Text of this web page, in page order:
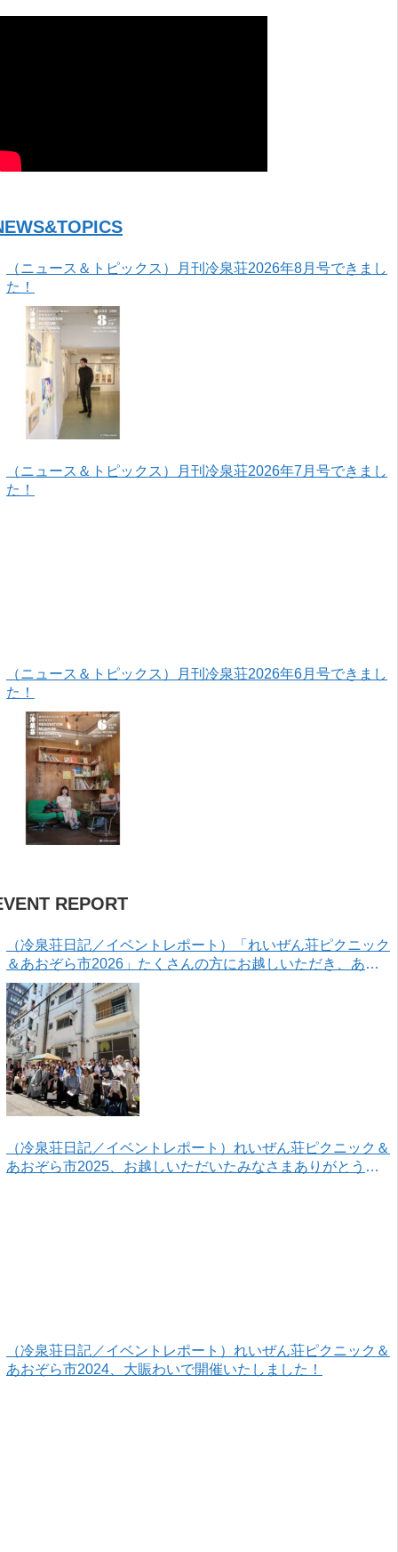
（ニュース＆トピックス）月刊冷泉荘2026年8月号できまし
た！
（ニュース＆トピックス）月刊冷泉荘2026年7月号できまし
た！
（ニュース＆トピックス）月刊冷泉荘2026年6月号できまし
た！
REPORT
（冷泉荘日記／イベントレポート）「れいぜん荘ピクニック
＆あおぞら市2026」たくさんの方にお越しいただき、あり
がとうございました！
（冷泉荘日記／イベントレポート）れいぜん荘ピクニック＆
あおぞら市2025、お越しいただいたみなさまありがとうご
（冷泉荘日記／イベントレポート）れいぜん荘ピクニック＆
あおぞら市2024、大賑わいで開催いたしました！